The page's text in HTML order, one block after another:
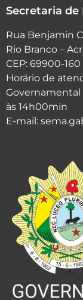
Secretaria
Rua Benjamin
Rio Branco –
CEP: 69900-160
Horário de
às 14h00min
E-mail: